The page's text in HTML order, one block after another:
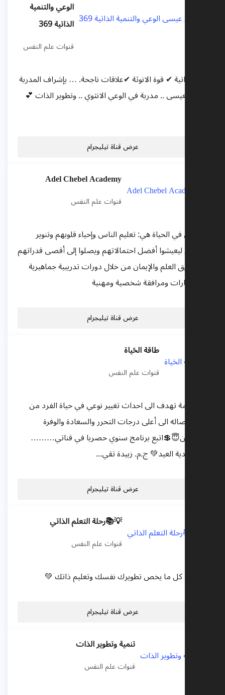
الوعي والتنمية
الذاتية 369
قنوات علم النفس
تنمية ذاتية ✔ قوة الانوثة ✔علاقات ناجحة. … يإشراف المدربة
مريم العيسى .. مدربة في الوعي الانثوي .. وتطوير الذات 💕
عرض قناة تيليجرام
Adel Chebel Academy
قنوات علم النفس
رسالتي في الحياة هي: تعليم الناس وإحياء قلوبهم وتنوير
عقولهم ليعيشوا أفضل احتمالاتهم ويصلوا إلى أقصى قدراتهم
عن طريق العلم والإيمان من خلال دورات تدريبية جماهيرية
واستشارات ومرافقة شخصية ومهنية
عرض قناة تيليجرام
طاقة الحَياة
قنوات علم النفس
قناة عامة تهدف الى احداث تغيير نوعي في حياة الفرد من
خلال ايصاله الى أعلى درجات التحرر والسعادة والوفرة
والتمكين😇💲اتبع برنامج سنوي حصريا في قناتي………
ترقبو هدية العيد💚 ج.م. زبيدة تقي...
عرض قناة تيليجرام
💡📚رحلة التعلم الذاتي
قنوات علم النفس
هنا تجد كل ما يخص تطويرك نفسك وتعليم ذاتك 💚
عرض قناة تيليجرام
تنمية وتطوير الذات
قنوات علم النفس